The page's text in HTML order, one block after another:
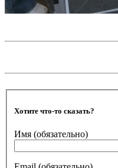
Хотите что-то сказать?
Имя (обязательно)